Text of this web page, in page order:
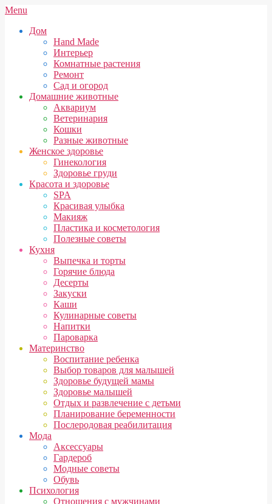
Skip
content
Secondary
Menu
Menu
Дом
Hand Made
Интерьер
Комнатные растения
Ремонт
Сад и огород
Домашние животные
Аквариум
Ветеринария
Кошки
Разные животные
Женское здоровье
Гинекология
Здоровье груди
Красота и здоровье
SPA
Красивая улыбка
Макияж
Пластика и косметология
Полезные советы
Кухня
Выпечка и торты
Горячие блюда
Десерты
Закуски
Каши
Кулинарные советы
Напитки
Пароварка
Материнство
Воспитание ребенка
Выбор товаров для малышей
Здоровье будущей мамы
Здоровье малышей
Отдых и развлечение с детьми
Планирование беременности
Послеродовая реабилитация
Мода
Аксессуары
Гардероб
Модные советы
Обувь
Психология
Отношения с мужчинами